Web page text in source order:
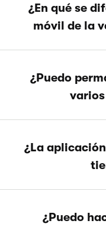
¿En qué se
móvil de la
¿Puedo
¿La
¿Puedo